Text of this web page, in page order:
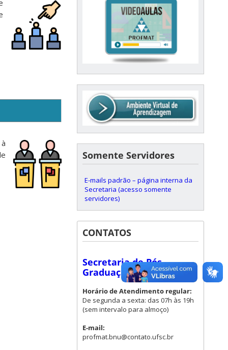
Somente Servidores
E-mails padrão – página interna da
Secretaria (acesso somente
servidores)
CONTATOS
Secretaria de Pós-
Graduação - Blumenau
Horário de Atendimento regular:
De segunda a sexta: das 07h às 19h
(sem intervalo para almoço)
E-mail:
profmat.bnu@contato.ufsc.br